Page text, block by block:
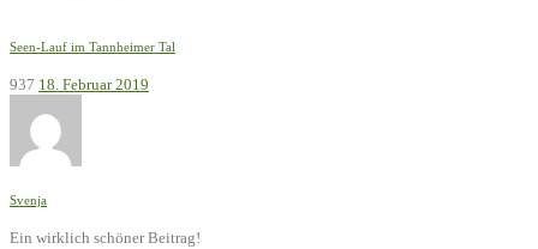
Seen-Lauf im Tannheimer Tal
937 18. Februar 2019
Svenja
Ein wirklich schöner Beitrag!